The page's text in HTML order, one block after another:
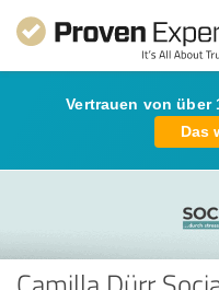
Vertrauen von über
Das